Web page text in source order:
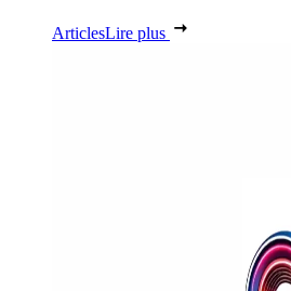
ArticlesLire plus